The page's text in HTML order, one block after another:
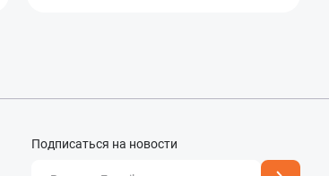
Подписаться на новости